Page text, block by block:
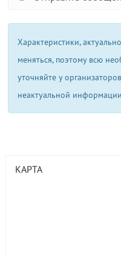
Характеристики,
меняться, поэтому всю
уточняйте у
неактуальной
КАРТА